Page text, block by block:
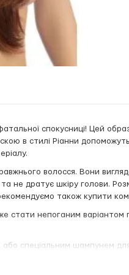
спокусниці! Цей
в стилі Ріанни
волосся. Вони
та не дратує шкіру голови.
також купити
стати непоганим
спеціальним шампунем